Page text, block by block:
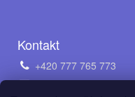
Kontakt
+420 777 765 773
obchod@avento.cz